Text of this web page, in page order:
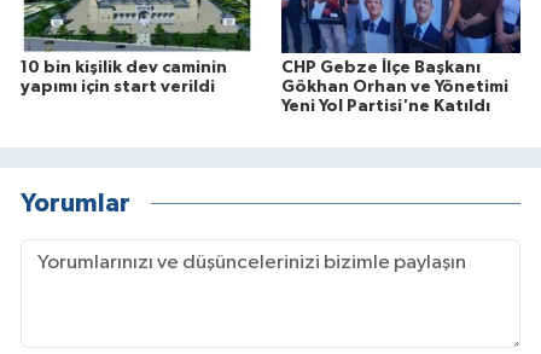
10 bin kişilik dev caminin
yapımı için start verildi
CHP Gebze İlçe Başkanı
Gökhan Orhan ve Yönetimi
Yeni Yol Partisi'ne Katıldı
Yorumlar